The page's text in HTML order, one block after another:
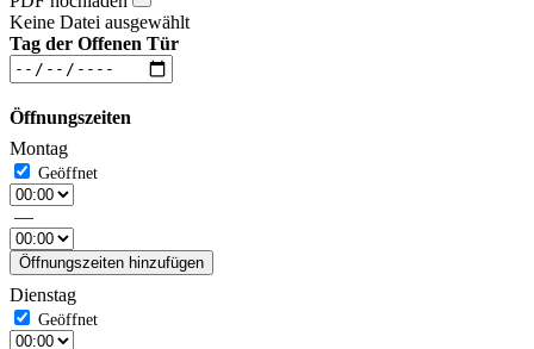
Keine Datei ausgewählt
Tag der Offenen Tür
Öffnungszeiten
Montag
—
Öffnungszeiten hinzufügen
Dienstag